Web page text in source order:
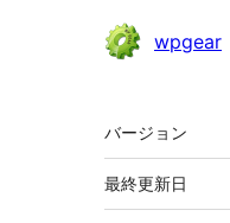
貢
wpgear
メ
タ
バージョン
最終更新日